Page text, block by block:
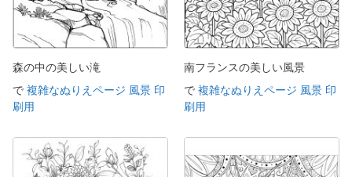
森の中の美しい滝
で 複雑なぬりえページ 風景 印
刷用
南フランスの美しい風景
で 複雑なぬりえページ 風景 印
刷用